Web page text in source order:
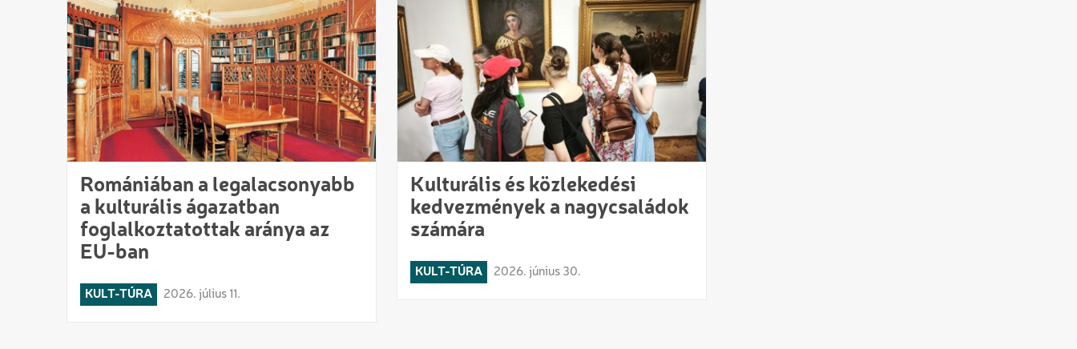
Romániában a legalacsonyabb
a kulturális ágazatban
foglalkoztatottak aránya az
EU-ban
KULT-TÚRA 2026. július 11.
Kulturális és közlekedési
kedvezmények a nagycsaládok
számára
KULT-TÚRA 2026. június 30.